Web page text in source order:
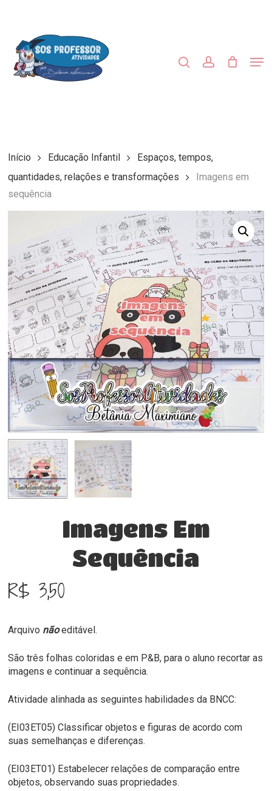
content
Início Educação Infantil
Espaços, tempos,
quantidades, relações e transformações
Imagens em
sequência
Imagens Em
Sequência
R$ 3,50
Arquivo não editável.
São três folhas coloridas e em P&B, para o aluno recortar as
imagens e continuar a sequência.
Atividade alinhada as seguintes habilidades da BNCC:
(EI03ET05) Classificar objetos e figuras de acordo com
suas semelhanças e diferenças.
(EI03ET01) Estabelecer relações de comparação entre
objetos, observando suas propriedades.